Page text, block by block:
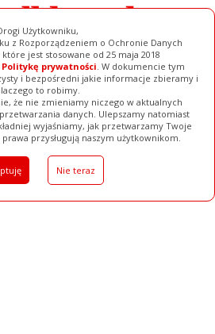
Użytkowniku,
z Rozporządzeniem o Ochronie Danych
które jest stosowane od 25 maja 2018
Politykę prywatności. W dokumencie tym
i bezpośredni jakie informacje zbieramy i
to robimy.
że nie zmieniamy niczego w aktualnych
danych. Ulepszamy natomiast
wyjaśniamy, jak przetwarzamy Twoje
przysługują naszym użytkownikom.
Nie teraz
Galerie Baza Firm Pełna Wersja